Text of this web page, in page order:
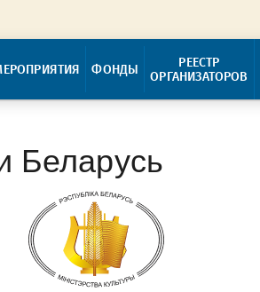
ФОНДЫ
РЕЕСТР
ОРГАНИЗАТОРОВ
Беларусь